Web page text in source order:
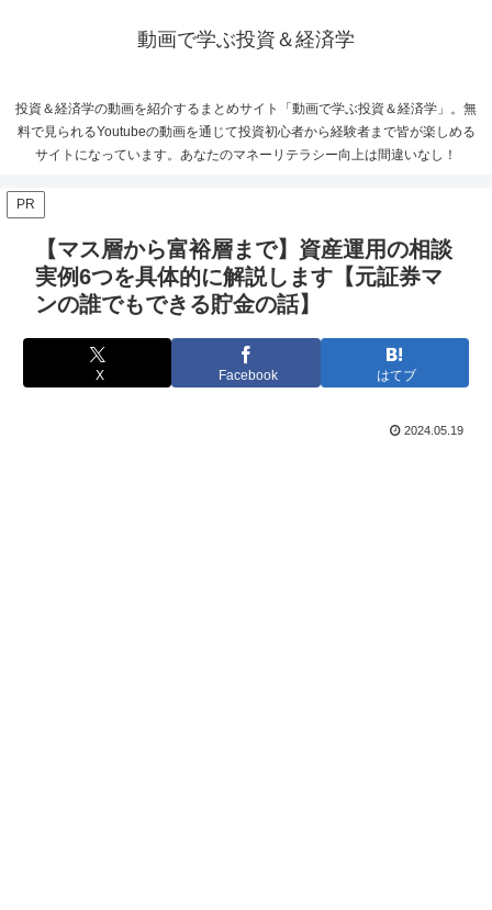
動画で学ぶ投資＆経済学
投資＆経済学の動画を紹介するまとめサイト「動画で学ぶ投資＆経済学」。無
料で見られるYoutubeの動画を通じて投資初心者から経験者まで皆が楽しめる
サイトになっています。あなたのマネーリテラシー向上は間違いなし！
PR
【マス層から富裕層まで】資産運用の相談
実例6つを具体的に解説します【元証券マ
ンの誰でもできる貯金の話】
X Facebook はてブ
2024.05.19